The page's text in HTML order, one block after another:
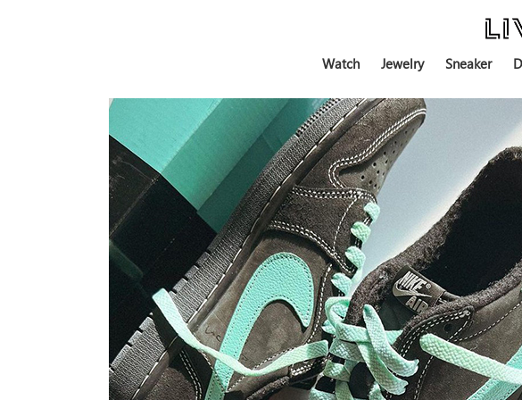
Watch Jewelry Sneaker